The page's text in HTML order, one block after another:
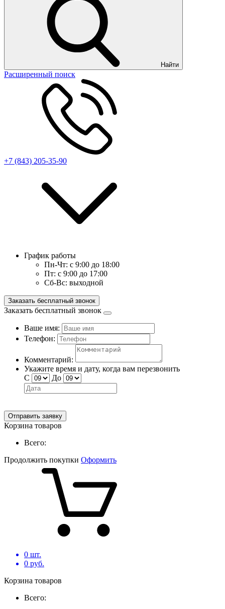
Найти
Расширенный поиск
+7 (843) 205-35-90
График работы
Пн-Чт: с 9:00 до 18:00
Пт: с 9:00 до 17:00
Сб-Вс: выходной
Заказать бесплатный звонок
Заказать бесплатный звонок
Ваше имя:
Телефон:
Комментарий:
Укажите время и дату, когда вам перезвонить
С
До
Отправить заявку
Корзина товаров
Всего:
Продолжить покупки Оформить
0 шт.
0 руб.
Корзина товаров
Всего: